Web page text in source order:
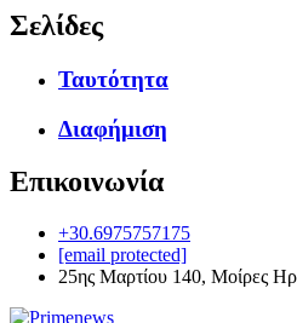
Σελίδες
Ταυτότητα
Διαφήμιση
Επικοινωνία
+30.6975757175
[email protected]
25ης Μαρτίου 140, Μοίρες